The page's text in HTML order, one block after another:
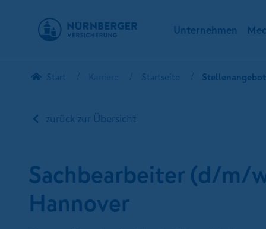
Unternehmen
Start Karriere Startseite
zurück zur Übersicht
Sachbearbeiter (d/m/
Hannover